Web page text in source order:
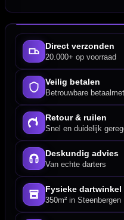
Direct verzonden
20.000+ op voorraad
Veilig betalen
Betrouwbare
Retour & ruilen
Snel en duidelijk
Deskundig advies
Van echte darters
Fysieke dartwinkel
350m² in Steenbergen